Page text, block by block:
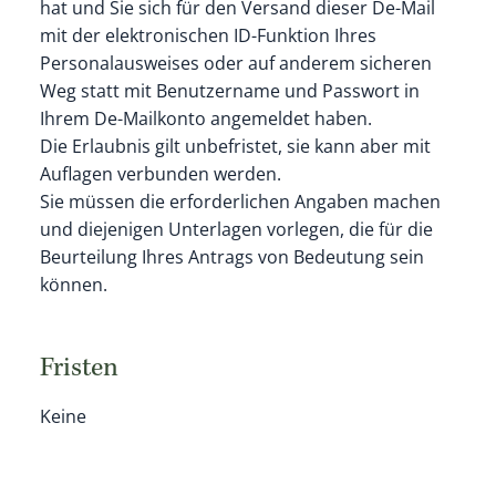
hat und Sie sich für den Versand dieser De-Mail
mit der elektronischen ID-Funktion Ihres
Personalausweises oder auf anderem sicheren
Weg statt mit Benutzername und Passwort in
Ihrem De-Mailkonto angemeldet haben.
Die Erlaubnis gilt unbefristet, sie kann aber mit
Auflagen verbunden werden.
Sie müssen die erforderlichen Angaben machen
und diejenigen Unterlagen vorlegen, die für die
Beurteilung Ihres Antrags von Bedeutung sein
können.
Fristen
Keine